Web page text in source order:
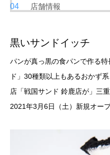
店舗情報
黒いサンドイッチ
パンが真っ黒の食パンで作る
ド」30種類以上もあるおかず
店「戦国サンド 鈴鹿店が」三
2021年3月6日（土）新規オープ